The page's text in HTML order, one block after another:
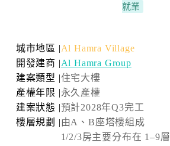
就業
城市地區 |Al Hamra Village
開發建商 |Al Hamra Group
建案類型 |住宅大樓
產權年限 |永久產權
建案狀態 |預計2028年Q3完工
樓層規劃 |由A、B座塔樓組成
1/2/3房主要分布在 1–9層